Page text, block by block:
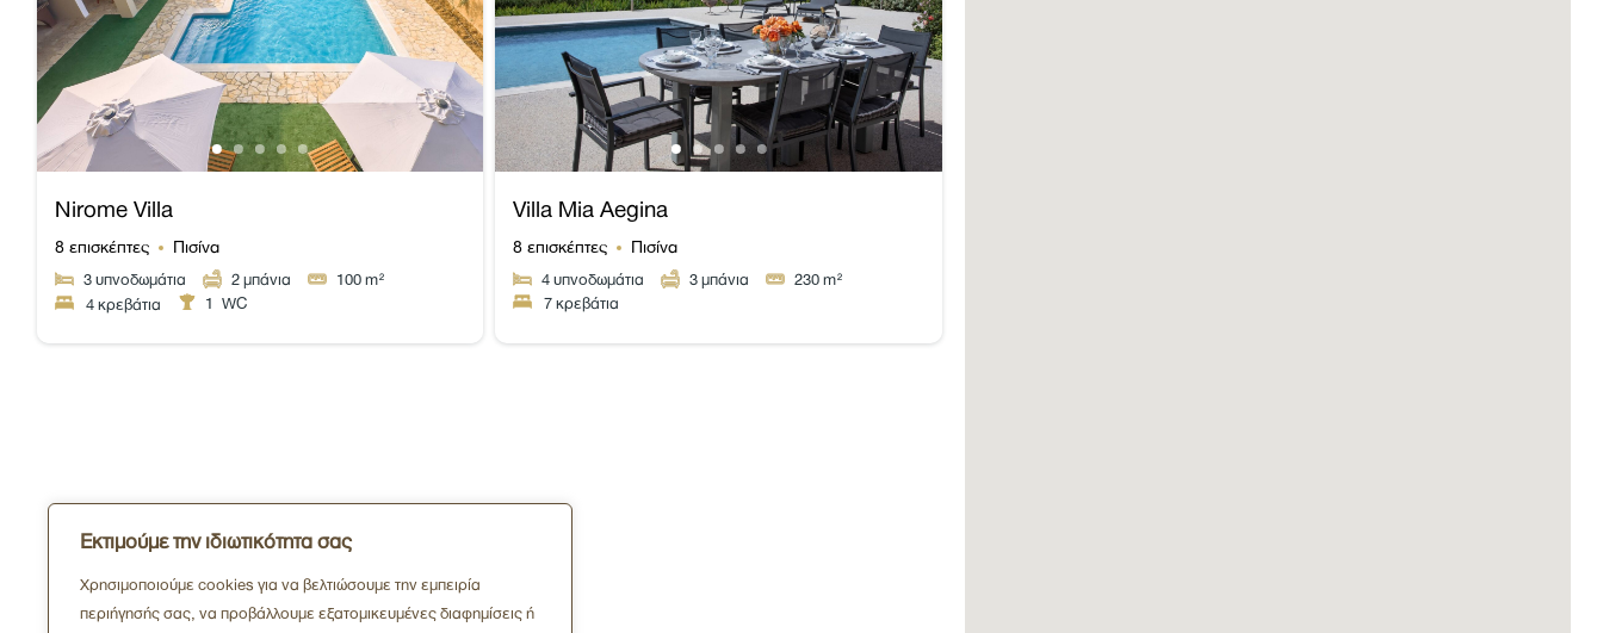
Εκτιμούμε την ιδιωτικότητα σας
Χρησιμοποιούμε cookies για να βελτιώσουμε την εμπειρία
περιήγησής σας, να προβάλλουμε εξατομικευμένες διαφημίσεις ή
Nirome Villa
8 επισκέπτες Πισίνα
3 υπνοδωμάτια 2 μπάνια 100 m²
4 κρεβάτια
1 WC
Villa Mia Aegina
8 επισκέπτες Πισίνα
4 υπνοδωμάτια 3 μπάνια 230 m²
7 κρεβάτια